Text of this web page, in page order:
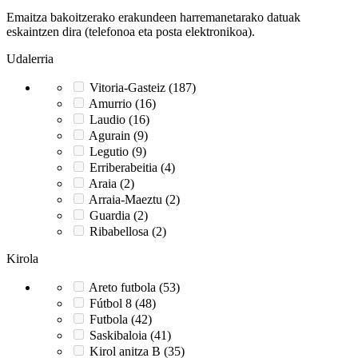
Emaitza bakoitzerako erakundeen harremanetarako datuak
eskaintzen dira (telefonoa eta posta elektronikoa).
Udalerria
Vitoria-Gasteiz (187)
Amurrio (16)
Laudio (16)
Agurain (9)
Legutio (9)
Erriberabeitia (4)
Araia (2)
Arraia-Maeztu (2)
Guardia (2)
Ribabellosa (2)
Kirola
Areto futbola (53)
Fútbol 8 (48)
Futbola (42)
Saskibaloia (41)
Kirol anitza B (35)